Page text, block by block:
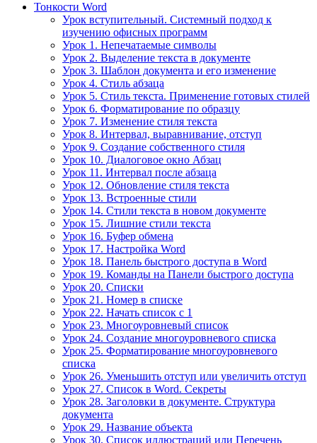
Тонкости Word
Урок вступительный. Системный подход к
изучению офисных программ
Урок 1. Непечатаемые символы
Урок 2. Выделение текста в документе
Урок 3. Шаблон документа и его изменение
Урок 4. Стиль абзаца
Урок 5. Стиль текста. Применение готовых стилей
Урок 6. Форматирование по образцу
Урок 7. Изменение стиля текста
Урок 8. Интервал, выравнивание, отступ
Урок 9. Создание собственного стиля
Урок 10. Диалоговое окно Абзац
Урок 11. Интервал после абзаца
Урок 12. Обновление стиля текста
Урок 13. Встроенные стили
Урок 14. Стили текста в новом документе
Урок 15. Лишние стили текста
Урок 16. Буфер обмена
Урок 17. Настройка Word
Урок 18. Панель быстрого доступа в Word
Урок 19. Команды на Панели быстрого доступа
Урок 20. Списки
Урок 21. Номер в списке
Урок 22. Начать список с 1
Урок 23. Многоуровневый список
Урок 24. Создание многоуровневого списка
Урок 25. Форматирование многоуровневого
списка
Урок 26. Уменьшить отступ или увеличить отступ
Урок 27. Список в Word. Секреты
Урок 28. Заголовки в документе. Структура
документа
Урок 29. Название объекта
Урок 30. Список иллюстраций или Перечень